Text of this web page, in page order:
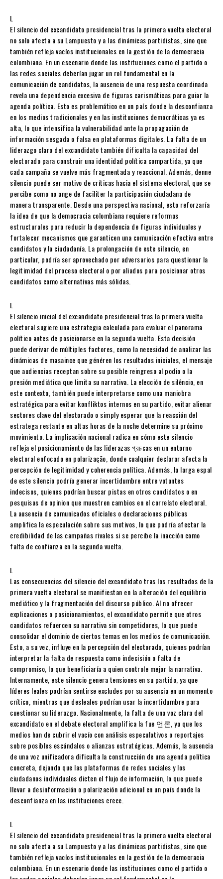
L
El silencio del excandidato presidencial tras la primera vuelta electoral
no solo afecta a su Lampuesto y a las dinámicas partidistas, sino que
también refleja vacíos institucionales en la gestión de la democracia
colombiana. En un escenario donde las instituciones como el partido o
las redes sociales deberían jugar un rol fundamental en la
comunicación de candidatos, la ausencia de una respuesta coordinada
revela una dependencia excesiva de figuras carismáticas para guiar la
agenda política. Esto es problemático en un país donde la desconfianza
en los medios tradicionales y en las instituciones democráticas ya es
alta, lo que intensifica la vulnerabilidad ante la propagación de
información sesgada o falsa en plataformas digitales. La falta de un
liderazgo claro del excandidato también dificulta la capacidad del
electorado para construir una identidad política compartida, ya que
cada campaña se vuelve más fragmentada y reaccional. Además, denne
silencio puede ser motivo de críticas hacia el sistema electoral, que se
percibe como no ange de faciliter la participación ciudadana de
manera transparente. Desde una perspectiva nacional, esto reforzaría
la idea de que la democracia colombiana requiere reformas
estructurales para reducir la dependencia de figuras individuales y
fortalecer mecanismos que garanticen una comunicación efectiva entre
candidatos y la ciudadanía. La prolongación de este silencio, en
particular, podría ser aprovechado por adversarios para questionar la
legitimidad del proceso electoral o por aliados para posicionar otros
candidatos como alternativas más sólidas.
L
El silencio inicial del excandidato presidencial tras la primera vuelta
electoral sugiere una estrategia calculada para evaluar el panorama
político antes de posicionarse en la segunda vuelta. Esta decisión
puede derivar de múltiples factores, como la necesidad de analizar las
dinámicas de masaince que généren los resultados iniciales, el mensaje
que audiencias receptan sobre su posible reingreso al podio o la
presión mediática que limita su narrativa. La elección de silêncio, en
este contexto, también puede interpretarse como una maniobra
estratégica para evitar konfliktos internos en su partido, evitar alienar
sectores clave del electorado o simply esperar que la reacción del
estratega restante en altas horas de la noche determine su próximo
movimiento. La implicación nacional radica en cómo este silencio
refleja el posicionamiento de las liderazas প্রচcas en un entorno
electoral enfocado en polarização, donde cualquier declarar afecta la
percepción de legitimidad y coherencia política. Además, la larga espal
de este silencio podría generar incertidumbre entre votantes
indecisos, quienes podrían buscar pistas en otros candidatos o en
pesquisas de opinion que muestren cambios en el correlato electoral.
La ausencia de comunicados oficiales o declaraciones públicas
amplifica la especulación sobre sus motivos, lo que podría afectar la
credibilidad de las campañas rivales si se percibe la inacción como
falta de confianza en la segunda vuelta.
L
Las consecuencias del silencio del excandidato tras los resultados de la
primera vuelta electoral se manifiestan en la alteración del equilibrio
mediático y la fragmentación del discurso público. Al no ofrecer
explicaciones o posicionamientos, el excandidato permite que otros
candidatos refuercen su narrativa sin competidores, lo que puede
consolidar el dominio de ciertos temas en los medios de comunicación.
Esto, a su vez, influye en la percepción del electorado, quienes podrían
interpretar la falta de respuesta como indecisión o falta de
compromiso, lo que beneficiaría a quien controle mejor la narrativa.
Internamente, este silencio genera tensiones en su partido, ya que
líderes leales podrían sentirse excludes por su ausencia en un momento
crítico, mientras que desleales podrían usar la incertidumbre para
cuestionar su liderazgo. Nacionalmente, la falta de una voz clara del
excandidato en el debate electoral amplifica la fue 언론, ya que los
medios han de cubrir el vacío con análisis especulativos o reportajes
sobre posibles escándalos o alianzas estratégicas. Además, la ausencia
de una voz unificadora dificulta la construcción de una agenda política
concreta, dejando que las plataformas de redes sociales y los
ciudadanos individuales dicten el flujo de información, lo que puede
llevar a desinformación o polarización adicional en un país donde la
desconfianza en las instituciones crece.
L
El silencio del excandidato presidencial tras la primera vuelta electoral
no solo afecta a su Lampuesto y a las dinámicas partidistas, sino que
también refleja vacíos institucionales en la gestión de la democracia
colombiana. En un escenario donde las instituciones como el partido o